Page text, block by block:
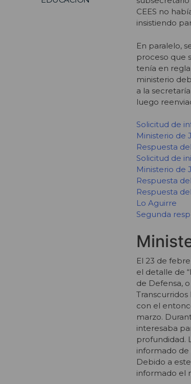
CEES no
insistiendo
En paralelo,
proceso que
tenía en
ministerio
a la
luego
Solicitud de
Ministerio de
Respuesta
Solicitud de
Ministerio de
Respuesta
Respuesta
Lo Aguirre
Segunda
El 23 de
el detalle de
de Defensa,
Transcurridos
con el
marzo.
interesaba
profundidad.
informado de
Debido a
informado el